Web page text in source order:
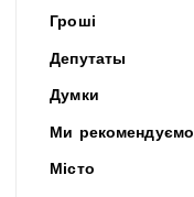
Гроші
Депутаты
Думки
Ми рекомендуємо
Місто